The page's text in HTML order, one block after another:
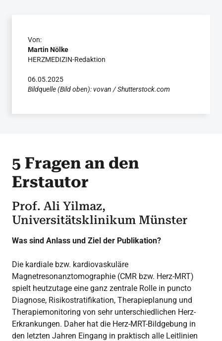
Von:
Martin Nölke
HERZMEDIZIN-Redaktion
06.05.2025
Bildquelle (Bild oben): vovan / Shutterstock.com
5 Fragen an den
Erstautor
Prof. Ali Yilmaz,
Universitätsklinikum Münster
Was sind Anlass und Ziel der Publikation?
Die kardiale bzw. kardiovaskuläre
Magnetresonanztomographie (CMR bzw. Herz-MRT)
spielt heutzutage eine ganz zentrale Rolle in puncto
Diagnose, Risikostratifikation, Therapieplanung und
Therapiemonitoring von sehr unterschiedlichen Herz-
Erkrankungen. Daher hat die Herz-MRT-Bildgebung in
den letzten Jahren Eingang in praktisch alle Leitlinien